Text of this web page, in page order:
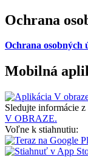
Ochrana
Ochrana osobných
Mobilná
Sledujte informácie
V OBRAZE.
Voľne k stiahnutiu: